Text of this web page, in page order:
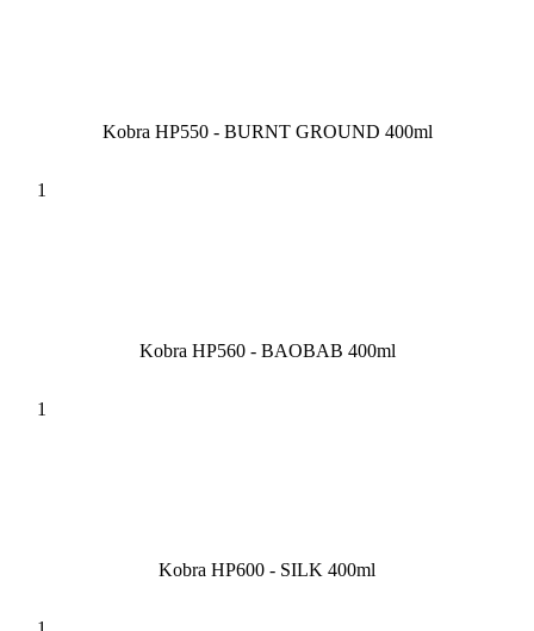
Kobra HP550 - BURNT GROUND 400ml
Kobra HP560 - BAOBAB 400ml
Kobra HP600 - SILK 400ml